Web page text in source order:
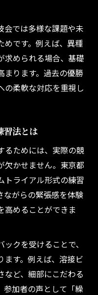
会では多様な課題や未
めです。例えば、異種
求められる場合、基礎
まります。過去の優勝
の柔軟な対応を重視し
習法とは
るためには、実際の競
欠かせません。東京都
トライアル形式の練習
ながらの緊張感を体験
高めることができま
クを受けることで、
ます。例えば、溶接ビ
など、細部にこだわる
参加者の声として「繰